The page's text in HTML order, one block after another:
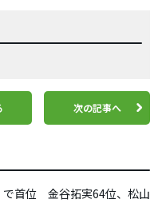
次の記事へ
で首位 金谷拓実64位、松山